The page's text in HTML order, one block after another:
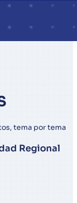
tema por tema
Regional